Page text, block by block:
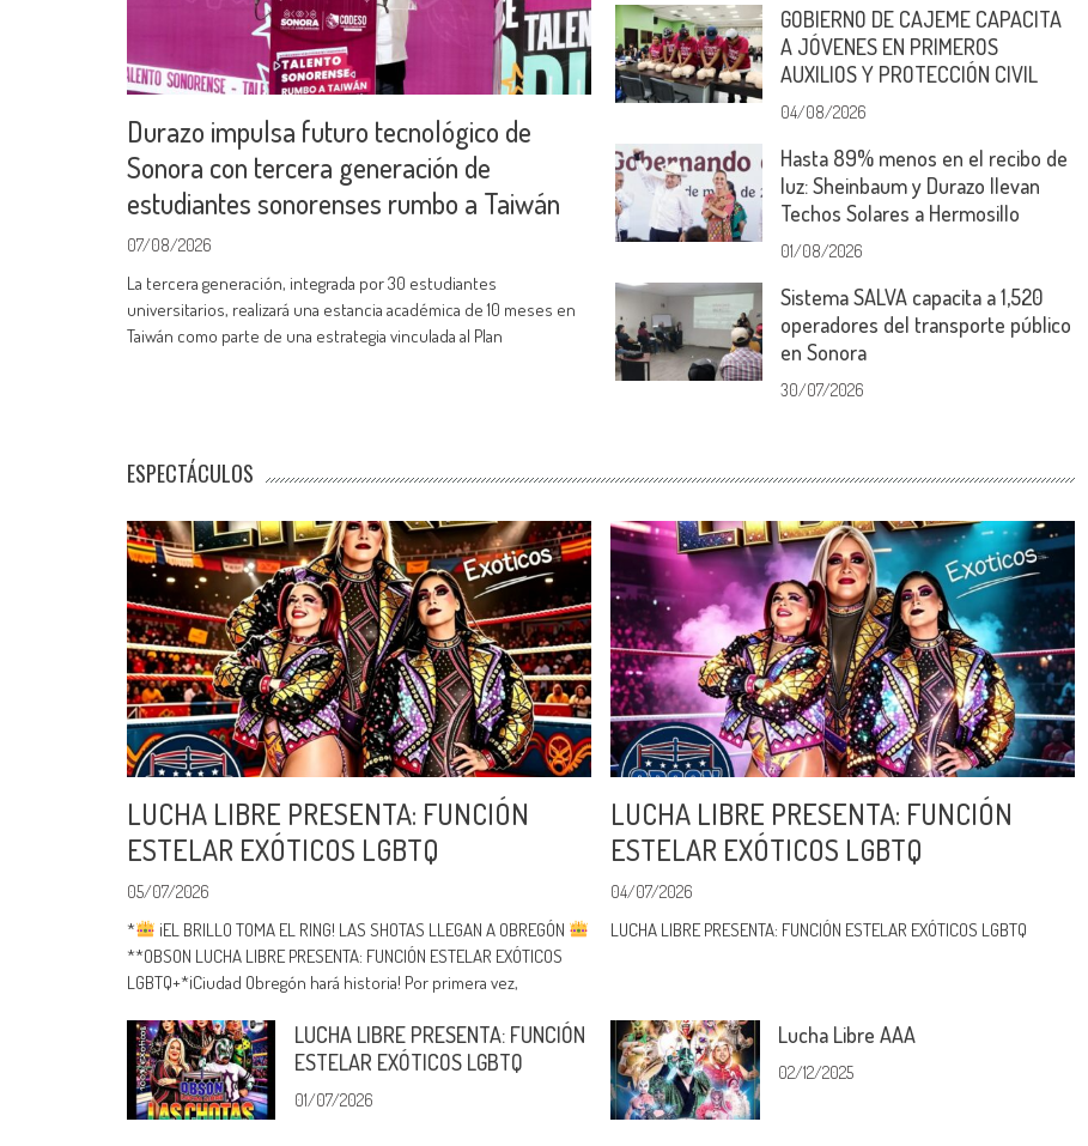
Durazo impulsa futuro tecnológico de
Sonora con tercera generación de
estudiantes sonorenses rumbo a Taiwán
07/08/2026
La tercera generación, integrada por 30 estudiantes
universitarios, realizará una estancia académica de 10 meses en
Taiwán como parte de una estrategia vinculada al Plan
GOBIERNO DE CAJEME CAPACITA
A JÓVENES EN PRIMEROS
AUXILIOS Y PROTECCIÓN CIVIL
04/08/2026
Hasta 89% menos en el recibo de
luz: Sheinbaum y Durazo llevan
Techos Solares a Hermosillo
01/08/2026
Sistema SALVA capacita a 1,520
operadores del transporte público
en Sonora
30/07/2026
ESPECTÁCULOS
LUCHA LIBRE PRESENTA: FUNCIÓN
ESTELAR EXÓTICOS LGBTQ
05/07/2026
*
¡EL BRILLO TOMA EL RING! LAS SHOTAS LLEGAN A OBREGÓN
**OBSON LUCHA LIBRE PRESENTA: FUNCIÓN ESTELAR EXÓTICOS
LGBTQ+*¡Ciudad Obregón hará historia! Por primera vez,
LUCHA LIBRE PRESENTA: FUNCIÓN
ESTELAR EXÓTICOS LGBTQ
04/07/2026
LUCHA LIBRE PRESENTA: FUNCIÓN ESTELAR EXÓTICOS LGBTQ
LUCHA LIBRE PRESENTA: FUNCIÓN
ESTELAR EXÓTICOS LGBTQ
01/07/2026
Lucha Libre AAA
02/12/2025